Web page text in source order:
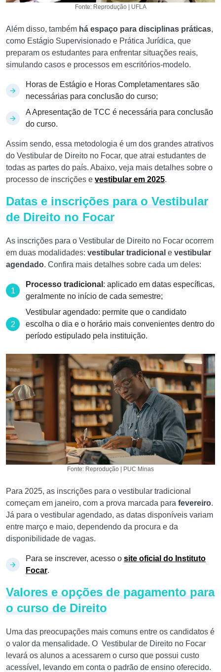
Fonte: Reprodução | UFLA
Além disso, também há espaço para disciplinas práticas,
como Estágio Supervisionado e Prática Jurídica, que
preparam os estudantes para enfrentar situações reais,
simulando casos e processos em escritórios-modelo.
Horas de Estágio e Horas Completamentares são
necessárias para conclusão do curso;
A Apresentação de TCC é necessária para conclusão
do curso.
Assim sendo, essa metodologia é um dos grandes atrativos
do Vestibular de Direito no Focar, que atrai estudantes de
todas as partes do país. Abaixo, veja mais detalhes sobre o
processo de inscrições e vestibular em 2025.
Datas e inscrições para o Vestibular
de Direito no Focar
As inscrições para o Vestibular de Direito no Focar ocorrem
em duas modalidades: vestibular tradicional e vestibular
agendado. Confira mais detalhes sobre cada um deles:
Processo tradicional : aplicado em datas específicas,
geralmente no início de cada semestre;
Vestibular agendado: permite que o candidato
escolha o dia e o horário mais convenientes dentro do
período estipulado pela instituição.
Fonte: Reprodução | PUC Minas
Para 2025, as inscrições para o vestibular tradicional
começam em janeiro, com a prova marcada para fevereiro.
Já para o vestibular agendado, as datas disponíveis variam
entre março e maio, dependendo da procura e da
disponibilidade de vagas.
Para se inscrever, acesso o site oficial do Instituto
Focar.
Valores e opções de pagamento para
o curso de Direito
Uma das preocupações mais comuns entre os candidatos é
o valor da mensalidade. O Vestibular de Direito no Focar
levará os alunos a acessarem o curso que possui custo
acessível, levando em conta o padrão de ensino oferecido.